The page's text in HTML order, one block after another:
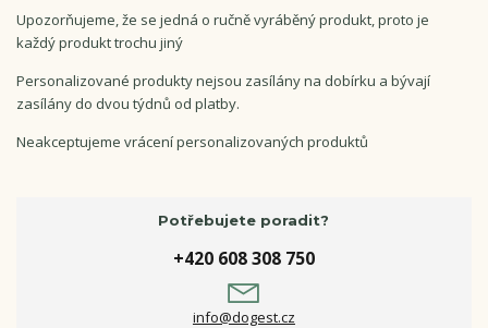
Upozorňujeme, že se jedná o ručně vyráběný produkt, proto je
každý produkt trochu jiný
Personalizované produkty nejsou zasílány na dobírku a bývají
zasílány do dvou týdnů od platby.
Neakceptujeme vrácení personalizovaných produktů
Potřebujete poradit?
+420 608 308 750
info@dogest.cz